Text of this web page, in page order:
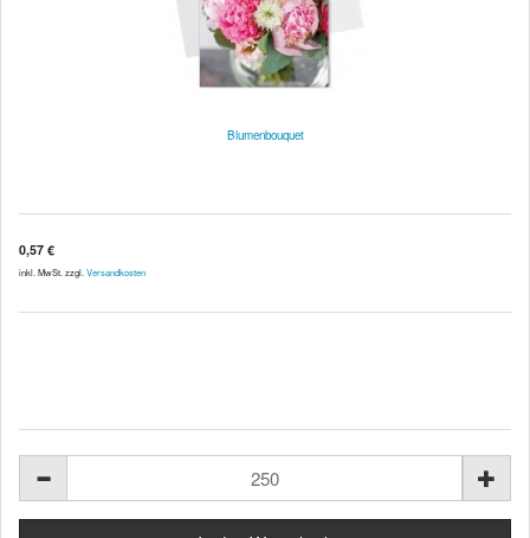
Blumenbouquet
0,57 €
inkl. MwSt. zzgl. Versandkosten